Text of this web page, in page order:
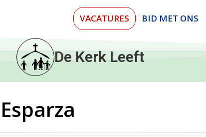
VACATURES BID MET ONS
De Kerk Leeft